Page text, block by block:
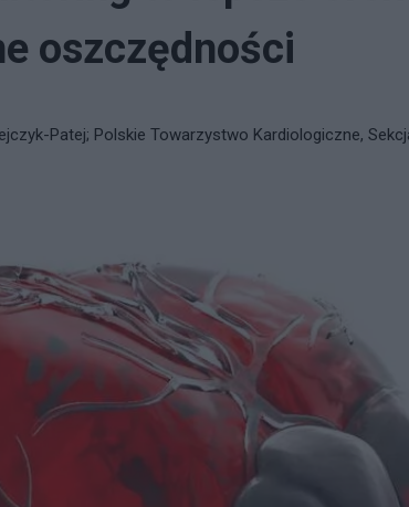
oszczędności
Patej; Polskie Towarzystwo Kardiologiczne,